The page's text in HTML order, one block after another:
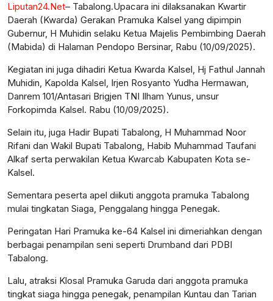
Liputan24.Net– Tabalong.Upacara ini dilaksanakan Kwartir
Daerah (Kwarda) Gerakan Pramuka Kalsel yang dipimpin
Gubernur, H Muhidin selaku Ketua Majelis Pembimbing Daerah
(Mabida) di Halaman Pendopo Bersinar, Rabu (10/09/2025).
Kegiatan ini juga dihadiri Ketua Kwarda Kalsel, Hj Fathul Jannah
Muhidin, Kapolda Kalsel, Irjen Rosyanto Yudha Hermawan,
Danrem 101/Antasari Brigjen TNI Ilham Yunus, unsur
Forkopimda Kalsel. Rabu (10/09/2025).
Selain itu, juga Hadir Bupati Tabalong, H Muhammad Noor
Rifani dan Wakil Bupati Tabalong, Habib Muhammad Taufani
Alkaf serta perwakilan Ketua Kwarcab Kabupaten Kota se-
Kalsel.
Sementara peserta apel diikuti anggota pramuka Tabalong
mulai tingkatan Siaga, Penggalang hingga Penegak.
Peringatan Hari Pramuka ke-64 Kalsel ini dimeriahkan dengan
berbagai penampilan seni seperti Drumband dari PDBI
Tabalong.
Lalu, atraksi Klosal Pramuka Garuda dari anggota pramuka
tingkat siaga hingga penegak, penampilan Kuntau dan Tarian